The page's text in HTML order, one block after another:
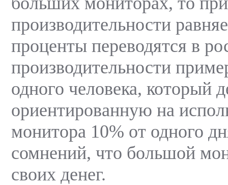
производительности
проценты переводятся в
производительности
одного человека, который
ориентированную на
монитора 10% от одного
сомнений, что большой
своих денег.